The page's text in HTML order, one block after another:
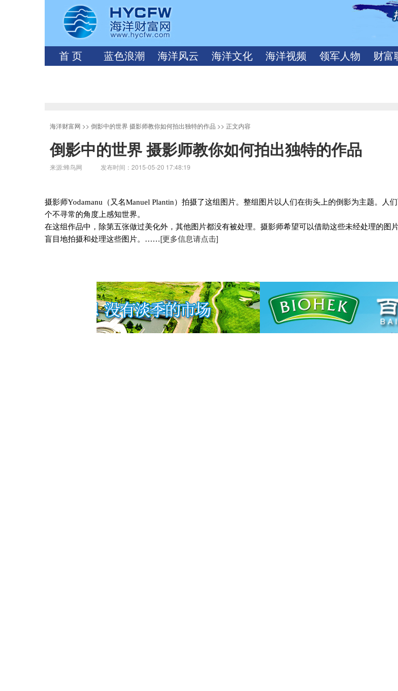
首 页 蓝色浪潮 海洋风云 海洋文化 海洋视频 领军人物 财富
海洋财富网 >> 倒影中的世界 摄影师教你如何拍出独特的作品 >> 正文内容
倒影中的世界 摄影师教你如何拍出独特的作品
来源:蜂鸟网 发布时间：2015-05-20 17:48:19
摄影师Yodamanu （又名Manuel Plantin）拍摄了这组图片。整组图片以人们在街头上的倒影为主题。人
个不寻常的角度上感知世界。
在这组作品中，除第五张做过美化外，其他图片都没有被处理。摄影师希望可以借助这些未经处理的图
盲目地拍摄和处理这些图片。 ……[更多信息请点击]